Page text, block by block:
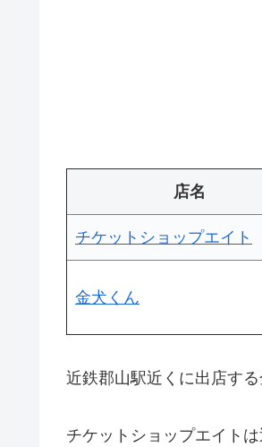
店名
チケットショップエイト
金犬くん
近鉄郡山駅近くに出店す
チケットショップエイト